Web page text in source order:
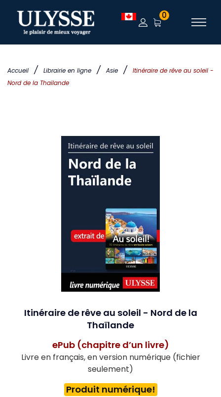
Accueil / Librairie en ligne / Asie /
Itinéraire de rêve au soleil -
Nord de la Thaïlande
0
Itinéraire de rêve au soleil - Nord de la
Thaïlande
ePub (chapitre d’un livre)
Livre en français, en version numérique (fichier
seulement)
Produit numérique!